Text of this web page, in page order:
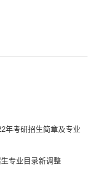
年考研招生简章及专业
专业目录新调整